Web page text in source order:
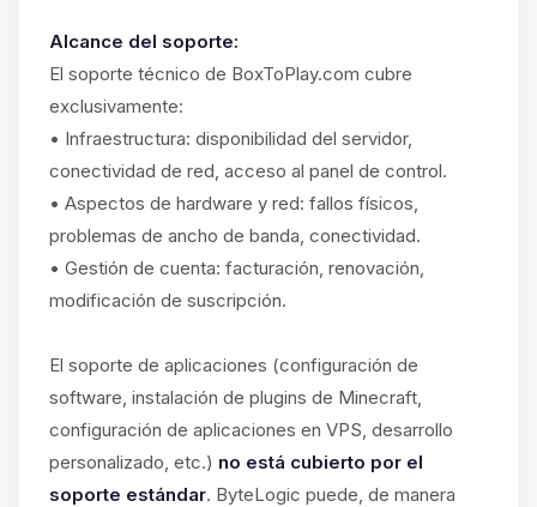
Alcance del soporte:
El soporte técnico de BoxToPlay.com cubre
exclusivamente:
• Infraestructura: disponibilidad del servidor,
conectividad de red, acceso al panel de control.
• Aspectos de hardware y red: fallos físicos,
problemas de ancho de banda, conectividad.
• Gestión de cuenta: facturación, renovación,
modificación de suscripción.
El soporte de aplicaciones (configuración de
software, instalación de plugins de Minecraft,
configuración de aplicaciones en VPS, desarrollo
personalizado, etc.) no está cubierto por el
soporte estándar. ByteLogic puede, de manera